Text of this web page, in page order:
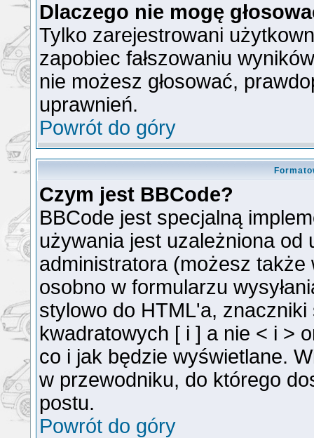
Dlaczego nie mogę
Tylko zarejestrowani
zapobiec fałszowaniu
nie możesz głosować,
uprawnień.
Powrót do góry
Czym jest BBCode?
BBCode jest specjalną
używania jest uzależniona
administratora (możesz także
osobno w formularzu
stylowo do HTML'a,
kwadratowych [ i ] a nie < i >
co i jak będzie wyświetlane.
w przewodniku, do którego
postu.
Powrót do góry